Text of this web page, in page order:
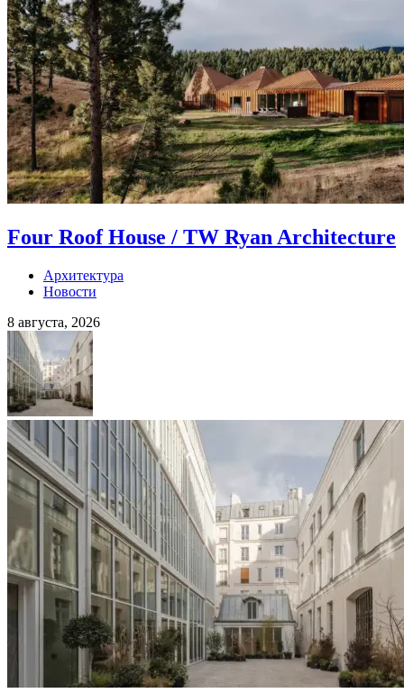
Four Roof House / TW Ryan Architecture
Архитектура
Новости
8 августа, 2026